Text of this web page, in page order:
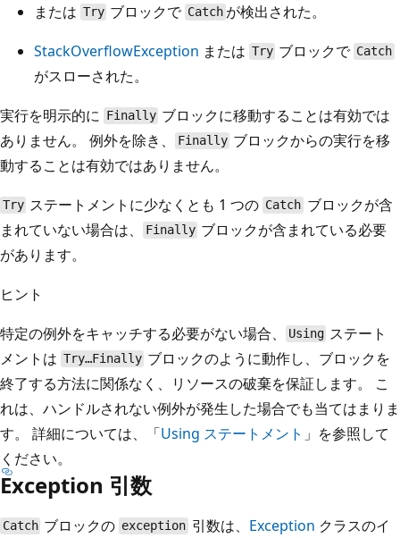
または Try ブロックで Catchが検出された。
StackOverflowException または Try ブロックで Catch
がスローされた。
実行を明示的に Finally ブロックに移動することは有効では
ありません。 例外を除き、
Finally ブロックからの実行を移
動することは有効ではありません。
Try ステートメントに少なくとも 1 つの Catchブロックが含
まれていない場合は、
Finally ブロックが含まれている必要
があります。
ヒント
特定の例外をキャッチする必要がない場合、
Using ステート
メントは Try…Finally ブロックのように動作し、ブロックを
終了する方法に関係なく、リソースの破棄を保証します。 こ
れは、ハンドルされない例外が発生した場合でも当てはまりま
す。 詳細については、「Using ステートメント 」を参照して
ください。
Exception 引数
Catch ブロックの exception 引数は、 Exception クラスのイ